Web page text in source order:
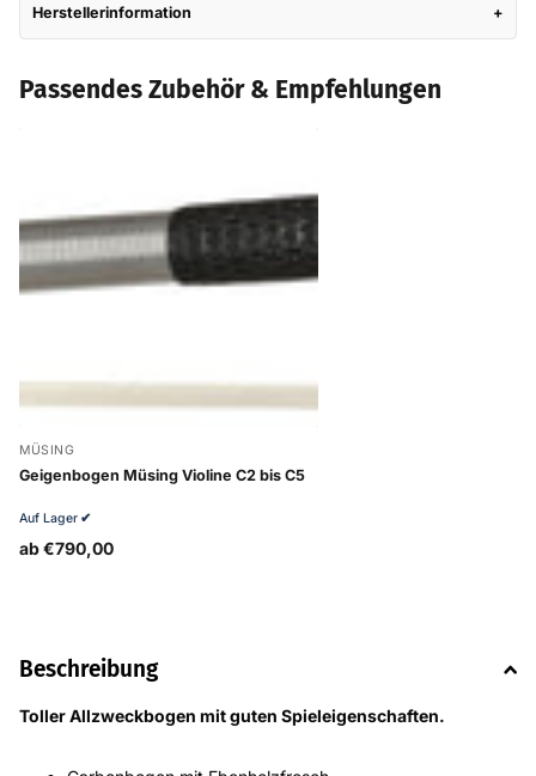
Herstellerinformation
Passendes Zubehör & Empfehlungen
MÜSING
Geigenbogen Müsing Violine C2 bis C5
Auf Lager ✔
ab €790,00
Beschreibung
Toller Allzweckbogen mit guten Spieleigenschaften.